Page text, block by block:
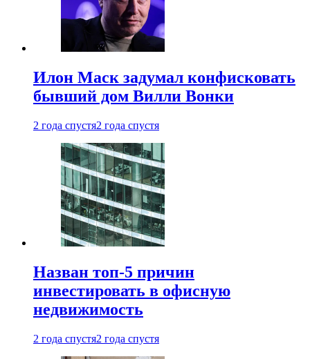
Илон Маск задумал конфисковать
бывший дом Вилли Вонки
2 года спустя2 года спустя
Назван топ-5 причин
инвестировать в офисную
недвижимость
2 года спустя2 года спустя